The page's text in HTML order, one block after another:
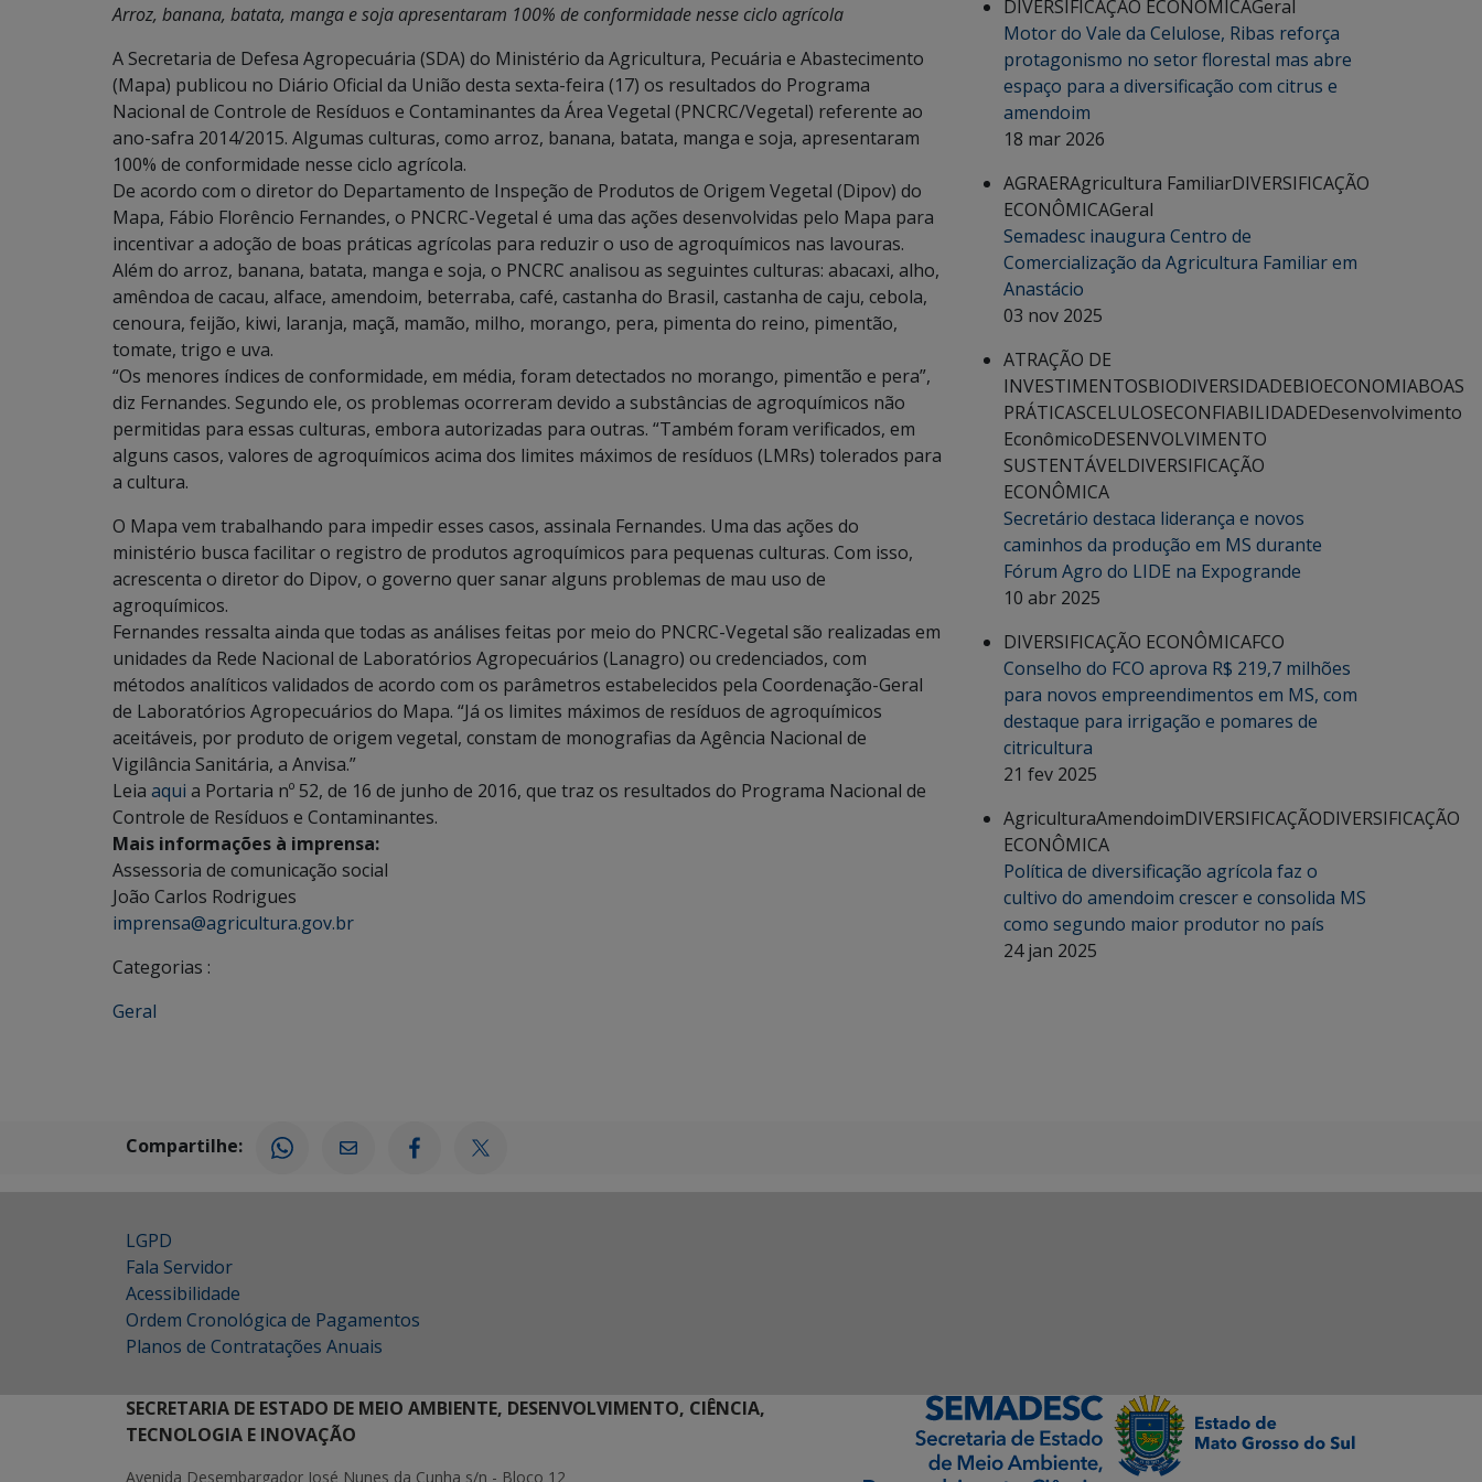
Arroz, banana, batata, manga e soja apresentaram 100% de conformidade nesse ciclo agrícola
A Secretaria de Defesa Agropecuária (SDA) do Ministério da Agricultura, Pecuária e Abastecimento
(Mapa) publicou no Diário Oficial da União desta sexta-feira (17) os resultados do Programa
Nacional de Controle de Resíduos e Contaminantes da Área Vegetal (PNCRC/Vegetal) referente ao
ano-safra 2014/2015. Algumas culturas, como arroz, banana, batata, manga e soja, apresentaram
100% de conformidade nesse ciclo agrícola.
De acordo com o diretor do Departamento de Inspeção de Produtos de Origem Vegetal (Dipov) do
Mapa, Fábio Florêncio Fernandes, o PNCRC-Vegetal é uma das ações desenvolvidas pelo Mapa para
incentivar a adoção de boas práticas agrícolas para reduzir o uso de agroquímicos nas lavouras.
Além do arroz, banana, batata, manga e soja, o PNCRC analisou as seguintes culturas: abacaxi, alho,
amêndoa de cacau, alface, amendoim, beterraba, café, castanha do Brasil, castanha de caju, cebola,
cenoura, feijão, kiwi, laranja, maçã, mamão, milho, morango, pera, pimenta do reino, pimentão,
tomate, trigo e uva.
“Os menores índices de conformidade, em média, foram detectados no morango, pimentão e pera”,
diz Fernandes. Segundo ele, os problemas ocorreram devido a substâncias de agroquímicos não
permitidas para essas culturas, embora autorizadas para outras. “Também foram verificados, em
alguns casos, valores de agroquímicos acima dos limites máximos de resíduos (LMRs) tolerados para
a cultura.
O Mapa vem trabalhando para impedir esses casos, assinala Fernandes. Uma das ações do
ministério busca facilitar o registro de produtos agroquímicos para pequenas culturas. Com isso,
acrescenta o diretor do Dipov, o governo quer sanar alguns problemas de mau uso de
agroquímicos.
Fernandes ressalta ainda que todas as análises feitas por meio do PNCRC-Vegetal são realizadas em
unidades da Rede Nacional de Laboratórios Agropecuários (Lanagro) ou credenciados, com
métodos analíticos validados de acordo com os parâmetros estabelecidos pela Coordenação-Geral
de Laboratórios Agropecuários do Mapa. “Já os limites máximos de resíduos de agroquímicos
aceitáveis, por produto de origem vegetal, constam de monografias da Agência Nacional de
Vigilância Sanitária, a Anvisa.”
Leia aqui a Portaria nº 52, de 16 de junho de 2016, que traz os resultados do Programa Nacional de
Controle de Resíduos e Contaminantes.
Mais informações à imprensa:
Assessoria de comunicação social
João Carlos Rodrigues
imprensa@agricultura.gov.br
Categorias :
Geral
DIVERSIFICAÇÃO ECONÔMICAGeral
Motor do Vale da Celulose, Ribas reforça
protagonismo no setor florestal mas abre
espaço para a diversificação com citrus e
amendoim
18 mar 2026
AGRAERAgricultura FamiliarDIVERSIFICAÇÃO
ECONÔMICAGeral
Semadesc inaugura Centro de
Comercialização da Agricultura Familiar em
Anastácio
03 nov 2025
ATRAÇÃO DE
INVESTIMENTOSBIODIVERSIDADEBIOECONOMIABOAS
PRÁTICASCELULOSECONFIABILIDADEDesenvolvimento
EconômicoDESENVOLVIMENTO
SUSTENTÁVELDIVERSIFICAÇÃO
ECONÔMICA
Secretário destaca liderança e novos
caminhos da produção em MS durante
Fórum Agro do LIDE na Expogrande
10 abr 2025
DIVERSIFICAÇÃO ECONÔMICAFCO
Conselho do FCO aprova R$ 219,7 milhões
para novos empreendimentos em MS, com
destaque para irrigação e pomares de
citricultura
21 fev 2025
AgriculturaAmendoimDIVERSIFICAÇÃODIVERSIFICAÇÃO
ECONÔMICA
Política de diversificação agrícola faz o
cultivo do amendoim crescer e consolida MS
como segundo maior produtor no país
24 jan 2025
Compartilhe:
LGPD
Fala Servidor
Acessibilidade
Ordem Cronológica de Pagamentos
Planos de Contratações Anuais
SECRETARIA DE ESTADO DE MEIO AMBIENTE, DESENVOLVIMENTO, CIÊNCIA,
TECNOLOGIA E INOVAÇÃO
Avenida Desembargador José Nunes da Cunha s/n - Bloco 12